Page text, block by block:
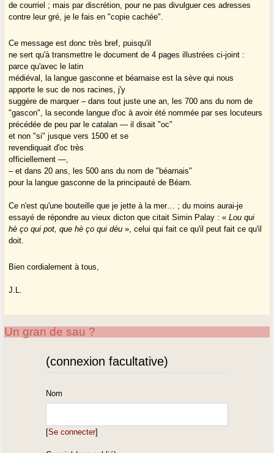
de courriel ; mais par discrétion, pour ne pas divulguer ces adresses
contre leur gré, je le fais en "copie cachée".
Ce message est donc très bref, puisqu'il
ne sert qu'à transmettre le document de 4 pages illustrées ci-joint :
parce qu'avec le latin
médiéval, la langue gasconne et béarnaise est la sève qui nous
apporte le suc de nos racines, j'y
suggère de marquer – dans tout juste une an, les 700 ans du nom de
"gascon", la seconde langue d'oc à avoir été nommée par ses locuteurs
précédée de peu par le catalan — il disait "oc"
et non "si" jusque vers 1500 et se
revendiquait d'oc très
officiellement —,
– et dans 20 ans, les 500 ans du nom de "béarnais"
pour la langue gasconne de la principauté de Béarn.
Ce n'est qu'une bouteille que je jette à la mer… ; du moins aurai-je
essayé de répondre au vieux dicton que citait Simin Palay : «Lou qui
hè ço qui pot, que hè ço qui déu », celui qui fait ce qu'il peut fait ce qu'il
doit.
Bien cordialement à tous,
J.L.
Un gran de sau ?
(connexion facultative)
Nom
[Se connecter]